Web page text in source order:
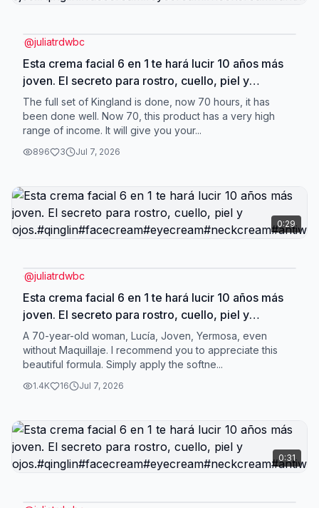
@juliatrdwbc
Esta crema facial 6 en 1 te hará lucir 10 años más
joven. El secreto para rostro, cuello, piel y
The full set of Kingland is done, now 70 hours, it has
been done well. Now 70, this product has a very high
range of income. It will give you your...
896 3 Jul 7, 2026
0:29
@juliatrdwbc
Esta crema facial 6 en 1 te hará lucir 10 años más
joven. El secreto para rostro, cuello, piel y
A 70-year-old woman, Lucía, Joven, Yermosa, even
without Maquillaje. I recommend you to appreciate this
beautiful formula. Simply apply the softne...
1.4K 16 Jul 7, 2026
0:31